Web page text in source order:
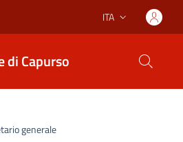
Lingua attiva:
ITA
di Capurso
generale